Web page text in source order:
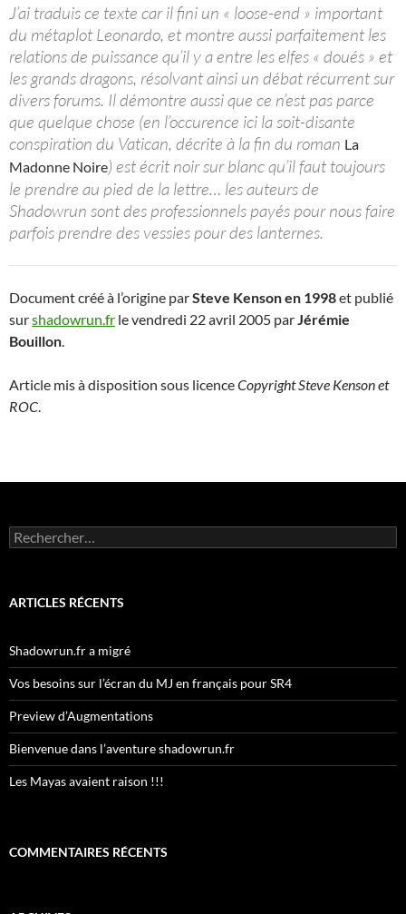
J’ai traduis ce texte car il fini un « loose-end » important
du métaplot Leonardo, et montre aussi parfaitement les
relations de puissance qu’il y a entre les elfes « doués » et
les grands dragons, résolvant ainsi un débat récurrent sur
divers forums. Il démontre aussi que ce n’est pas parce
que quelque chose (en l’occurence ici la soit-disante
conspiration du Vatican, décrite à la fin du roman La
Madonne Noire) est écrit noir sur blanc qu’il faut toujours
le prendre au pied de la lettre… les auteurs de
Shadowrun sont des professionnels payés pour nous faire
parfois prendre des vessies pour des lanternes.
Document créé à l’origine parSteve Kenson en 1998et publié
surshadowrun.fr le vendredi 22 avril 2005 parJérémie
Bouillon.
Article mis à disposition sous licenceCopyright Steve Kenson et
ROC.
Rechercher :
ARTICLES RÉCENTS
Shadowrun.fr a migré
Vos besoins sur l’écran du MJ en français pour SR4
Preview d’Augmentations
Bienvenue dans l’aventure shadowrun.fr
Les Mayas avaient raison !!!
COMMENTAIRES RÉCENTS